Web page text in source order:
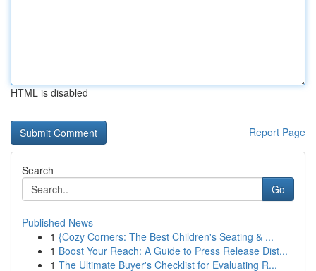
HTML is disabled
Report Page
Search
Go
Published News
1 {Cozy Corners: The Best Children's Seating & ...
1 Boost Your Reach: A Guide to Press Release Dist...
1 The Ultimate Buyer's Checklist for Evaluating R...